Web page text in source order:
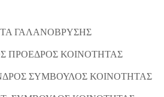
ΓΑΛΑΝΟΒΡΥΣΗΣ
ΠΡΟΕΔΡΟΣ ΚΟΙΝΟΤΗΤΑΣ
ΣΥΜΒΟΥΛΟΣ ΚΟΙΝΟΤΗΤΑΣ